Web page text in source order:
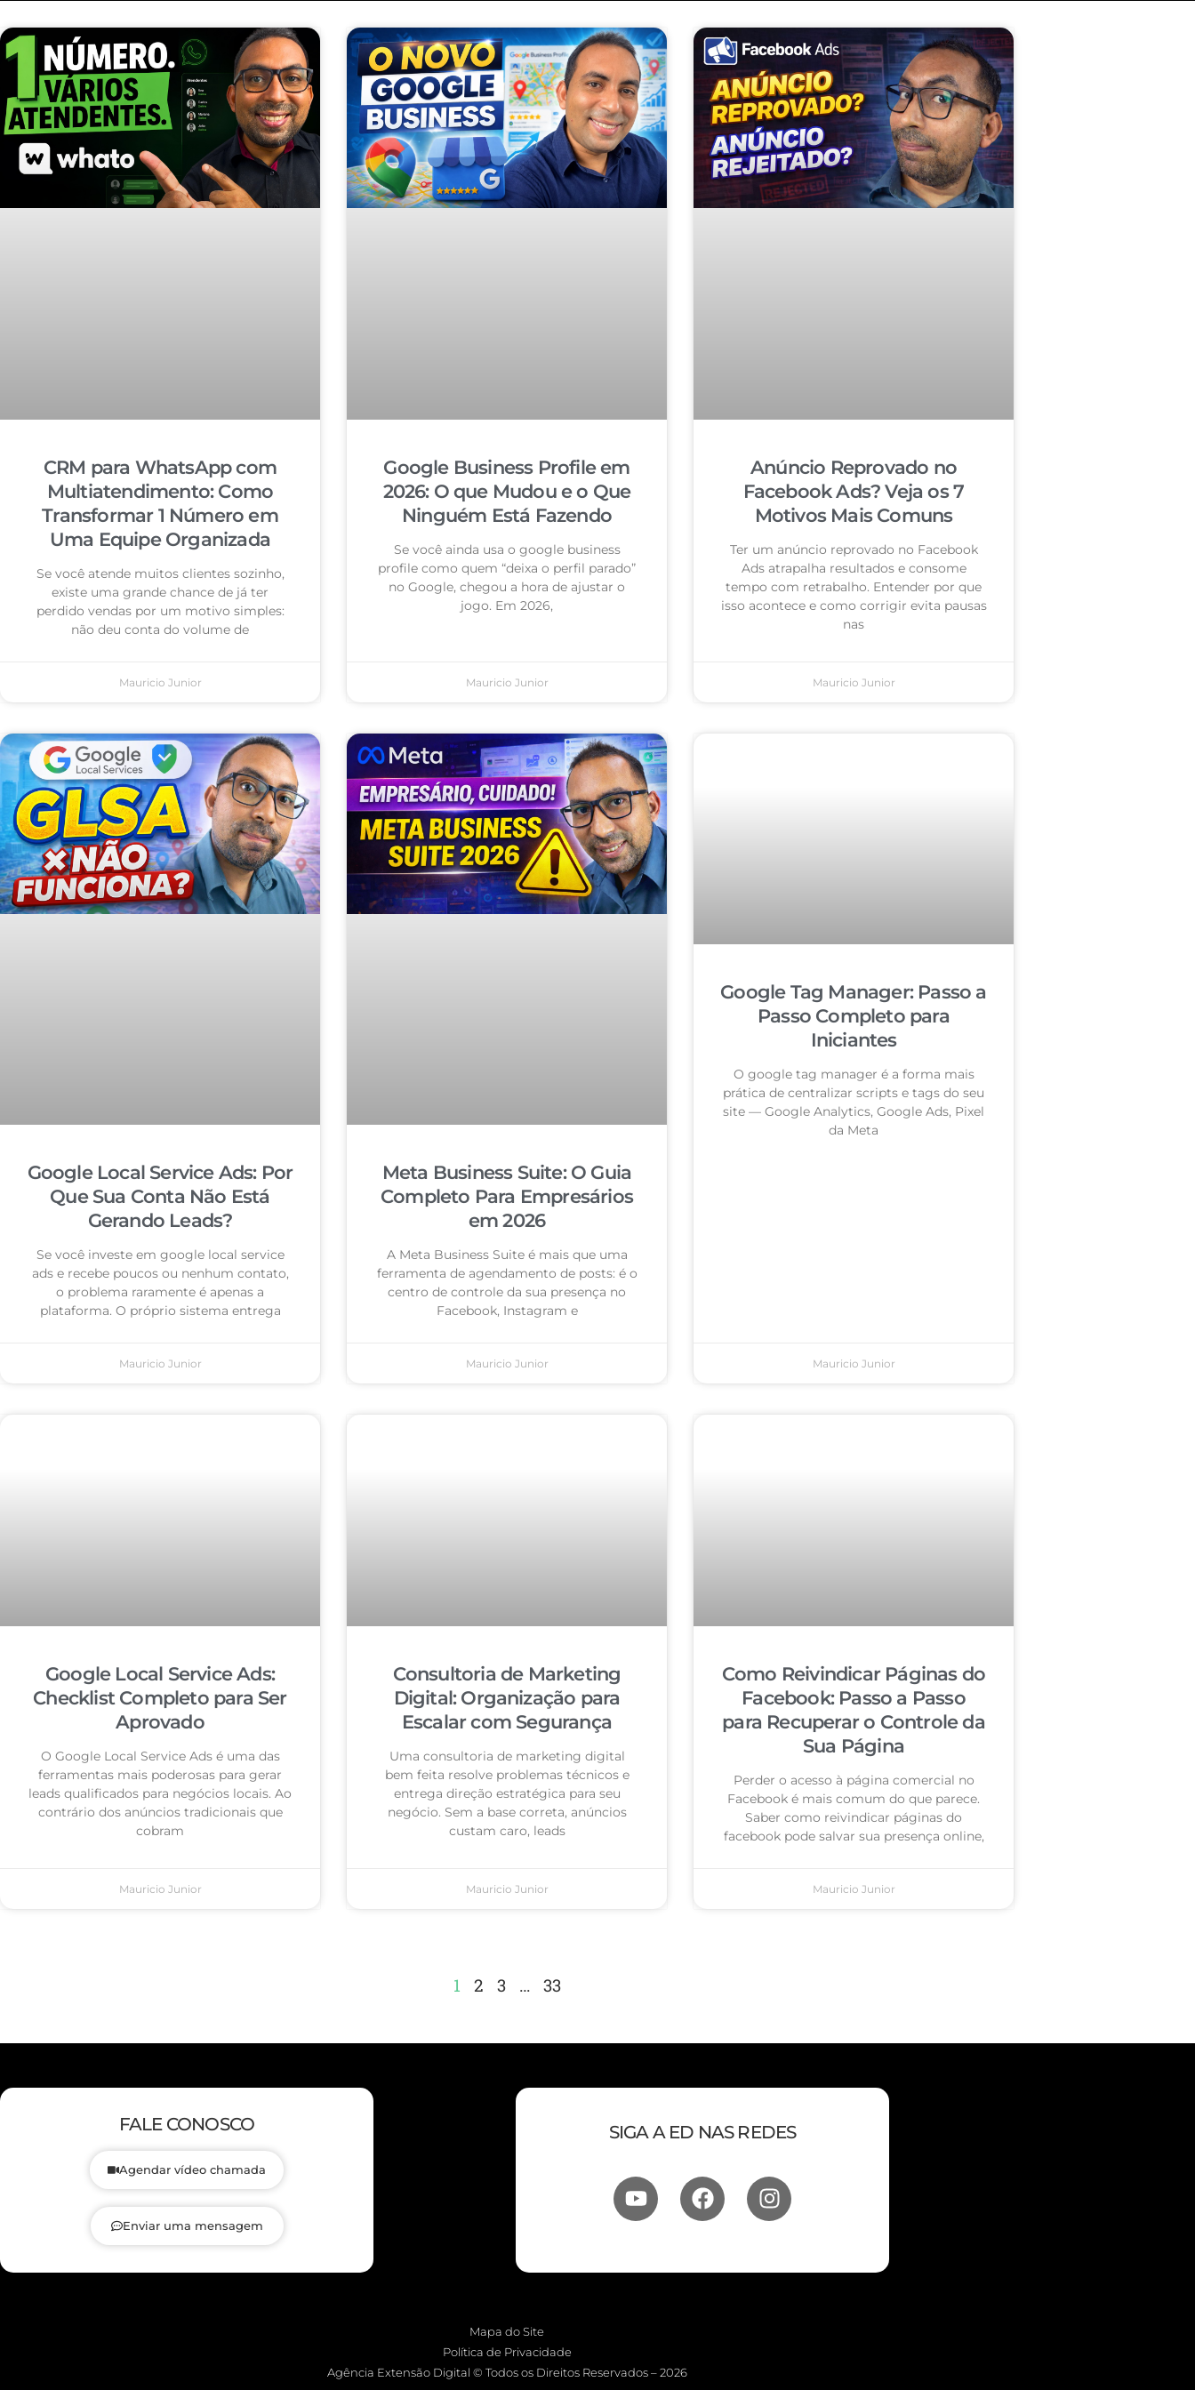
CRM para WhatsApp com
Multiatendimento: Como
Transformar 1 Número em
Uma Equipe Organizada
Se você atende muitos clientes sozinho,
existe uma grande chance de já ter
perdido vendas por um motivo simples:
não deu conta do volume de
Mauricio Junior
Google Business Profile em
2026: O que Mudou e o Que
Ninguém Está Fazendo
Se você ainda usa o google business
profile como quem “deixa o perfil parado”
no Google, chegou a hora de ajustar o
jogo. Em 2026,
Mauricio Junior
Anúncio Reprovado no
Facebook Ads? Veja os 7
Motivos Mais Comuns
Ter um anúncio reprovado no Facebook
Ads atrapalha resultados e consome
tempo com retrabalho. Entender por que
isso acontece e como corrigir evita pausas
nas
Mauricio Junior
Google Local Service Ads: Por
Que Sua Conta Não Está
Gerando Leads?
Se você investe em google local service
ads e recebe poucos ou nenhum contato,
o problema raramente é apenas a
plataforma. O próprio sistema entrega
Mauricio Junior
Meta Business Suite: O Guia
Completo Para Empresários
em 2026
A Meta Business Suite é mais que uma
ferramenta de agendamento de posts: é o
centro de controle da sua presença no
Facebook, Instagram e
Mauricio Junior
Google Tag Manager: Passo a
Passo Completo para
Iniciantes
O google tag manager é a forma mais
prática de centralizar scripts e tags do seu
site — Google Analytics, Google Ads, Pixel
da Meta
Mauricio Junior
Google Local Service Ads:
Checklist Completo para Ser
Aprovado
O Google Local Service Ads é uma das
ferramentas mais poderosas para gerar
leads qualificados para negócios locais. Ao
contrário dos anúncios tradicionais que
cobram
Mauricio Junior
Consultoria de Marketing
Digital: Organização para
Escalar com Segurança
Uma consultoria de marketing digital
bem feita resolve problemas técnicos e
entrega direção estratégica para seu
negócio. Sem a base correta, anúncios
custam caro, leads
Mauricio Junior
Como Reivindicar Páginas do
Facebook: Passo a Passo
para Recuperar o Controle da
Sua Página
Perder o acesso à página comercial no
Facebook é mais comum do que parece.
Saber como reivindicar páginas do
facebook pode salvar sua presença online,
Mauricio Junior
1 2 3 … 33
FALE CONOSCO
Agendar vídeo chamada
Enviar uma mensagem
SIGA A ED NAS REDES
Mapa do Site
Política de Privacidade
Agência Extensão Digital © Todos os Direitos Reservados – 2026